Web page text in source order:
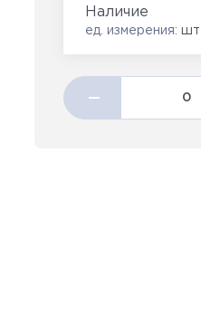
Наличие
ед. измерения: шт